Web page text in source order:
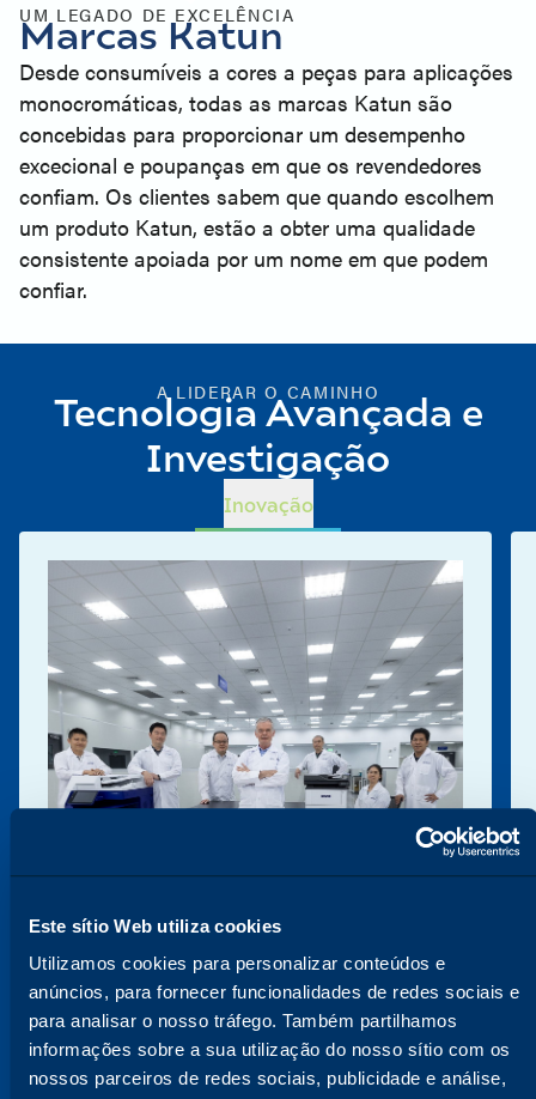
Este sítio Web utiliza cookies
Utilizamos cookies para personalizar conteúdos e
anúncios, para fornecer funcionalidades de redes sociais e
para analisar o nosso tráfego. Também partilhamos
informações sobre a sua utilização do nosso sítio com os
nossos parceiros de redes sociais, publicidade e análise,
UM LEGADO DE EXCELÊNCIA
Marcas Katun
Desde consumíveis a cores a peças para aplicações
monocromáticas, todas as marcas Katun são
concebidas para proporcionar um desempenho
excecional e poupanças em que os revendedores
confiam. Os clientes sabem que quando escolhem
um produto Katun, estão a obter uma qualidade
consistente apoiada por um nome em que podem
confiar.
A LIDERAR O CAMINHO
Tecnologia Avançada e
Investigação
Inovação
AJUDANDO-O A MANTER-SE NA LINHA DA
FRENTE
Estamos em constante